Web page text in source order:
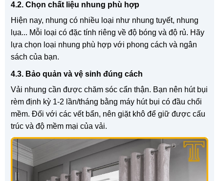
4.2. Chọn chất liệu nhung phù hợp
Hiện nay, nhung có nhiều loại như nhung tuyết, nhung
lụa... Mỗi loại có đặc tính riêng về độ bóng và độ rủ. Hãy
lựa chọn loại nhung phù hợp với phong cách và ngân
sách của bạn.
4.3. Bảo quản và vệ sinh đúng cách
Vải nhung cần được chăm sóc cẩn thận. Bạn nên hút bụi
rèm định kỳ 1-2 lần/tháng bằng máy hút bụi có đầu chổi
mềm. Đối với các vết bẩn, nên giặt khô để giữ được cấu
trúc và độ mềm mại của vải.